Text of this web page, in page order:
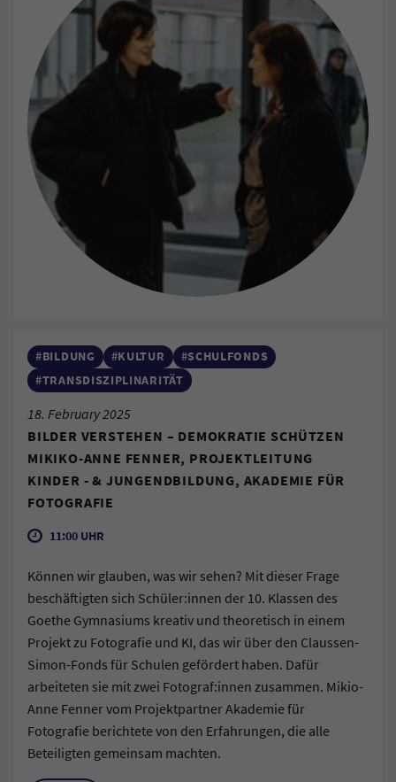
#BILDUNG #KULTUR
#SCHULFONDS
#TRANSDISZIPLINARITÄT
18. February 2025
BILDER VERSTEHEN – DEMOKRATIE SCHÜTZEN
MIKIKO-ANNE FENNER, PROJEKTLEITUNG
KINDER - & JUNGENDBILDUNG, AKADEMIE FÜR
FOTOGRAFIE
11:00 UHR
Können wir glauben, was wir sehen? Mit dieser Frage
beschäftigten sich Schüler:innen der 10. Klassen des
Goethe Gymnasiums kreativ und theoretisch in einem
Projekt zu Fotografie und KI, das wir über den Claussen-
Simon-Fonds für Schulen gefördert haben. Dafür
arbeiteten sie mit zwei Fotograf:innen zusammen. Mikio-
Anne Fenner vom Projektpartner Akademie für
Fotografie berichtete von den Erfahrungen, die alle
Beteiligten gemeinsam machten.